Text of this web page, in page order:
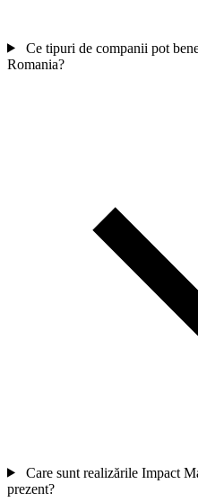
Ce tipuri de companii pot
Romania?
Care sunt realizările Impact
prezent?